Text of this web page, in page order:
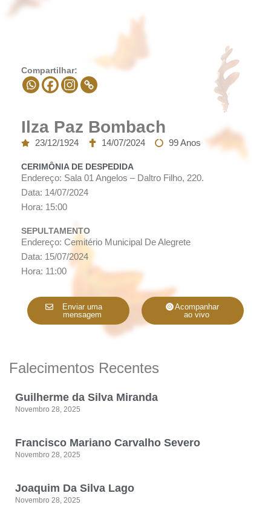
Compartilhar:
Ilza Paz Bombach
23/12/1924 14/07/2024 99 Anos
CERIMÔNIA DE DESPEDIDA
Endereço: Sala 01 Angelos – Daltro Filho, 220.
Data: 14/07/2024
Hora: 15:00
SEPULTAMENTO
Endereço: Cemitério Municipal De Alegrete
Data: 15/07/2024
Hora: 11:00
Enviar uma
mensagem
Acompanhar
ao vivo
Falecimentos Recentes
Guilherme da Silva Miranda
Novembro 28, 2025
Francisco Mariano Carvalho Severo
Novembro 28, 2025
Joaquim Da Silva Lago
Novembro 28, 2025